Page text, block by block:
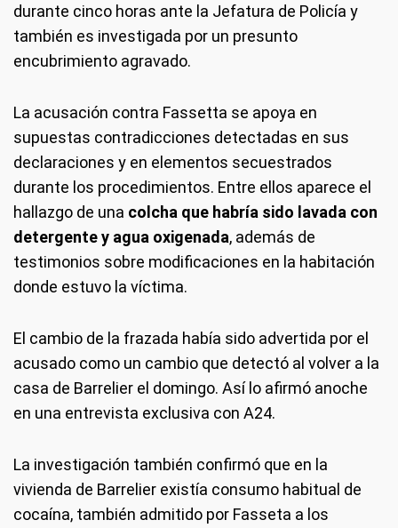
durante cinco horas ante la Jefatura de Policía y
también es investigada por un presunto
encubrimiento agravado.
La acusación contra Fassetta se apoya en
supuestas contradicciones detectadas en sus
declaraciones y en elementos secuestrados
durante los procedimientos. Entre ellos aparece el
hallazgo de una colcha que habría sido lavada con
detergente y agua oxigenada, además de
testimonios sobre modificaciones en la habitación
donde estuvo la víctima.
El cambio de la frazada había sido advertida por el
acusado como un cambio que detectó al volver a la
casa de Barrelier el domingo. Así lo afirmó anoche
en una entrevista exclusiva con A24.
La investigación también confirmó que en la
vivienda de Barrelier existía consumo habitual de
cocaína, también admitido por Fasseta a los